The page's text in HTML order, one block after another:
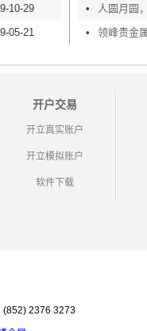
10-29
05-21
•
•
开户交易
开立真实账户
开立模拟账户
软件下载
(852) 2376 3273